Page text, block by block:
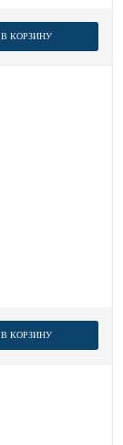
В КОРЗИНУ
В КОРЗИНУ